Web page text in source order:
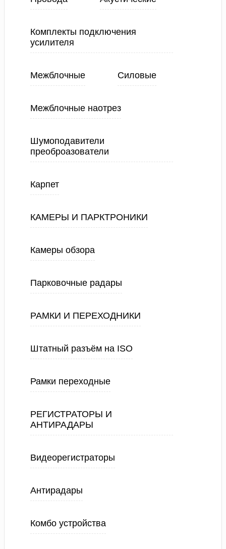
Комплекты подключения
усилителя
Межблочные Силовые
Межблочные наотрез
Шумоподавители
преоброазователи
Карпет
КАМЕРЫ И ПАРКТРОНИКИ
Камеры обзора
Парковочные радары
РАМКИ И ПЕРЕХОДНИКИ
Штатный разъём на ISO
Рамки переходные
РЕГИСТРАТОРЫ И
АНТИРАДАРЫ
Видеорегистраторы
Антирадары
Комбо устройства